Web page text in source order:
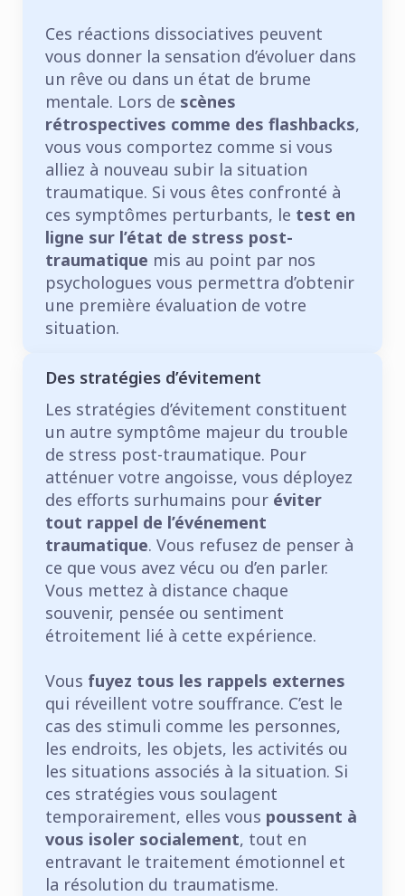
Ces réactions dissociatives peuvent
vous donner la sensation d’évoluer dans
un rêve ou dans un état de brume
mentale. Lors de scènes
rétrospectives comme des flashbacks,
vous vous comportez comme si vous
alliez à nouveau subir la situation
traumatique. Si vous êtes confronté à
ces symptômes perturbants, le test en
ligne sur l’état de stress post-
traumatique mis au point par nos
psychologues vous permettra d’obtenir
une première évaluation de votre
situation.
Des stratégies d’évitement
Les stratégies d’évitement constituent
un autre symptôme majeur du trouble
de stress post-traumatique. Pour
atténuer votre angoisse, vous déployez
des efforts surhumains pour éviter
tout rappel de l’événement
traumatique. Vous refusez de penser à
ce que vous avez vécu ou d’en parler.
Vous mettez à distance chaque
souvenir, pensée ou sentiment
étroitement lié à cette expérience.
Vous fuyez tous les rappels externes
qui réveillent votre souffrance. C’est le
cas des stimuli comme les personnes,
les endroits, les objets, les activités ou
les situations associés à la situation. Si
ces stratégies vous soulagent
temporairement, elles vous poussent à
vous isoler socialement, tout en
entravant le traitement émotionnel et
la résolution du traumatisme.